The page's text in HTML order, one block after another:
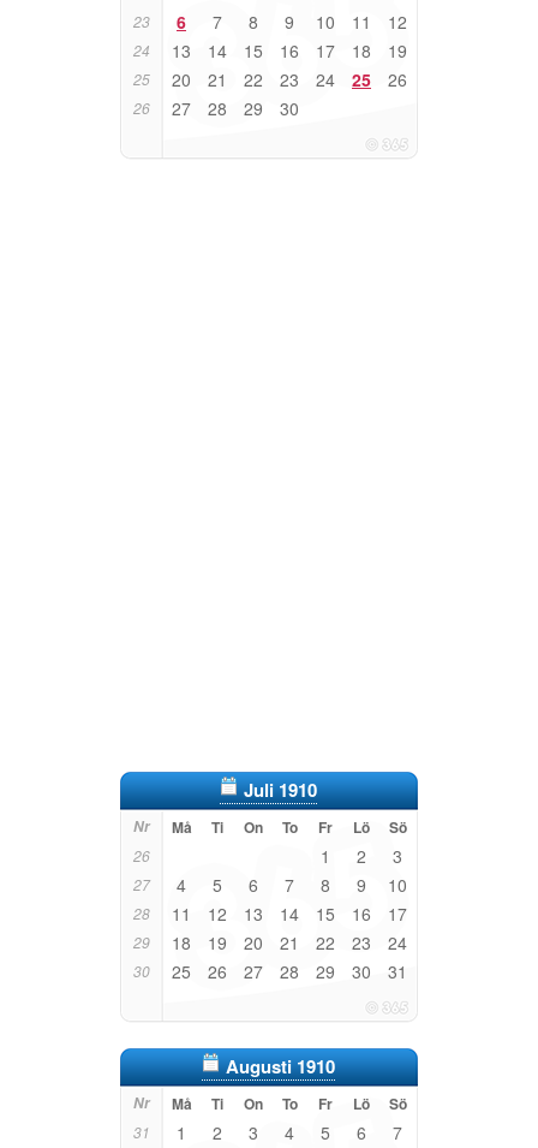
23 6 7 8 9 10 11 12
24 13 14 15 16 17 18 19
25 20 21 22 23 24 25 26
26 27 28 29 30
Juli 1910
Nr Må Ti On To Fr Lö Sö
26 1 2 3
27 4 5 6 7 8 9 10
28 11 12 13 14 15 16 17
29 18 19 20 21 22 23 24
30 25 26 27 28 29 30 31
Augusti 1910
Nr Må Ti On To Fr Lö Sö
31 1 2 3 4 5 6 7